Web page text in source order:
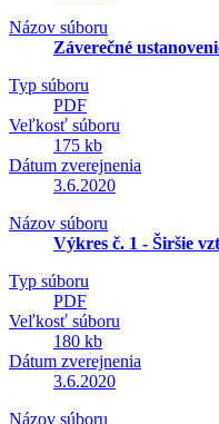
Názov súboru
Záverečné
Typ súboru
PDF
Veľkosť súboru
175 kb
Dátum zverejnenia
3.6.2020
Názov súboru
Výkres č. 1 - Širšie
Typ súboru
PDF
Veľkosť súboru
180 kb
Dátum zverejnenia
3.6.2020
Názov súboru